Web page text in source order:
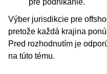
pre podnikanie.
Výber jurisdikcie pre
pretože každá krajina
Pred rozhodnutím je
na túto tému.